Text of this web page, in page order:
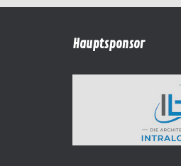
Hauptsponsor